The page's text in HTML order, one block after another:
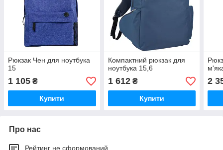
Рюкзак Чен для ноутбука
15
1 105 ₴
Купити
Компактний рюкзак для
ноутбука 15,6
1 612₴
Купити
2
Про нас
Рейтинг не сформований